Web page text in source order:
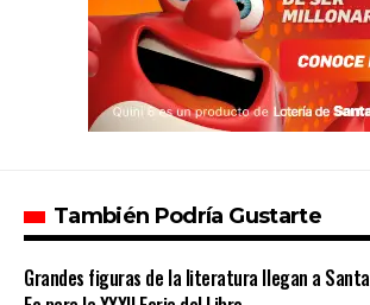
También Podría Gustarte
Grandes figuras de la literatura llegan a Santa